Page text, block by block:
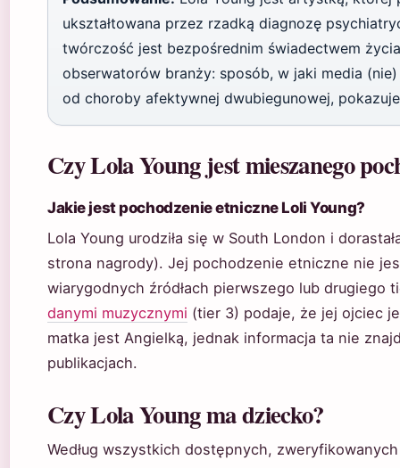
ukształtowana przez rzadką diagnozę
twórczość jest bezpośrednim świadectwem
obserwatorów branży: sposób, w jaki media
od choroby afektywnej dwubiegunowej,
Czy Lola Young jest mieszanego
Jakie jest pochodzenie etniczne Loli Young?
Lola Young urodziła się w South London i
strona nagrody). Jej pochodzenie etniczne nie
wiarygodnych źródłach pierwszego lub drugiego
danymi muzycznymi (tier 3) podaje, że jej ojciec
matka jest Angielką, jednak informacja ta nie
publikacjach.
Czy Lola Young ma dziecko?
Według wszystkich dostępnych,